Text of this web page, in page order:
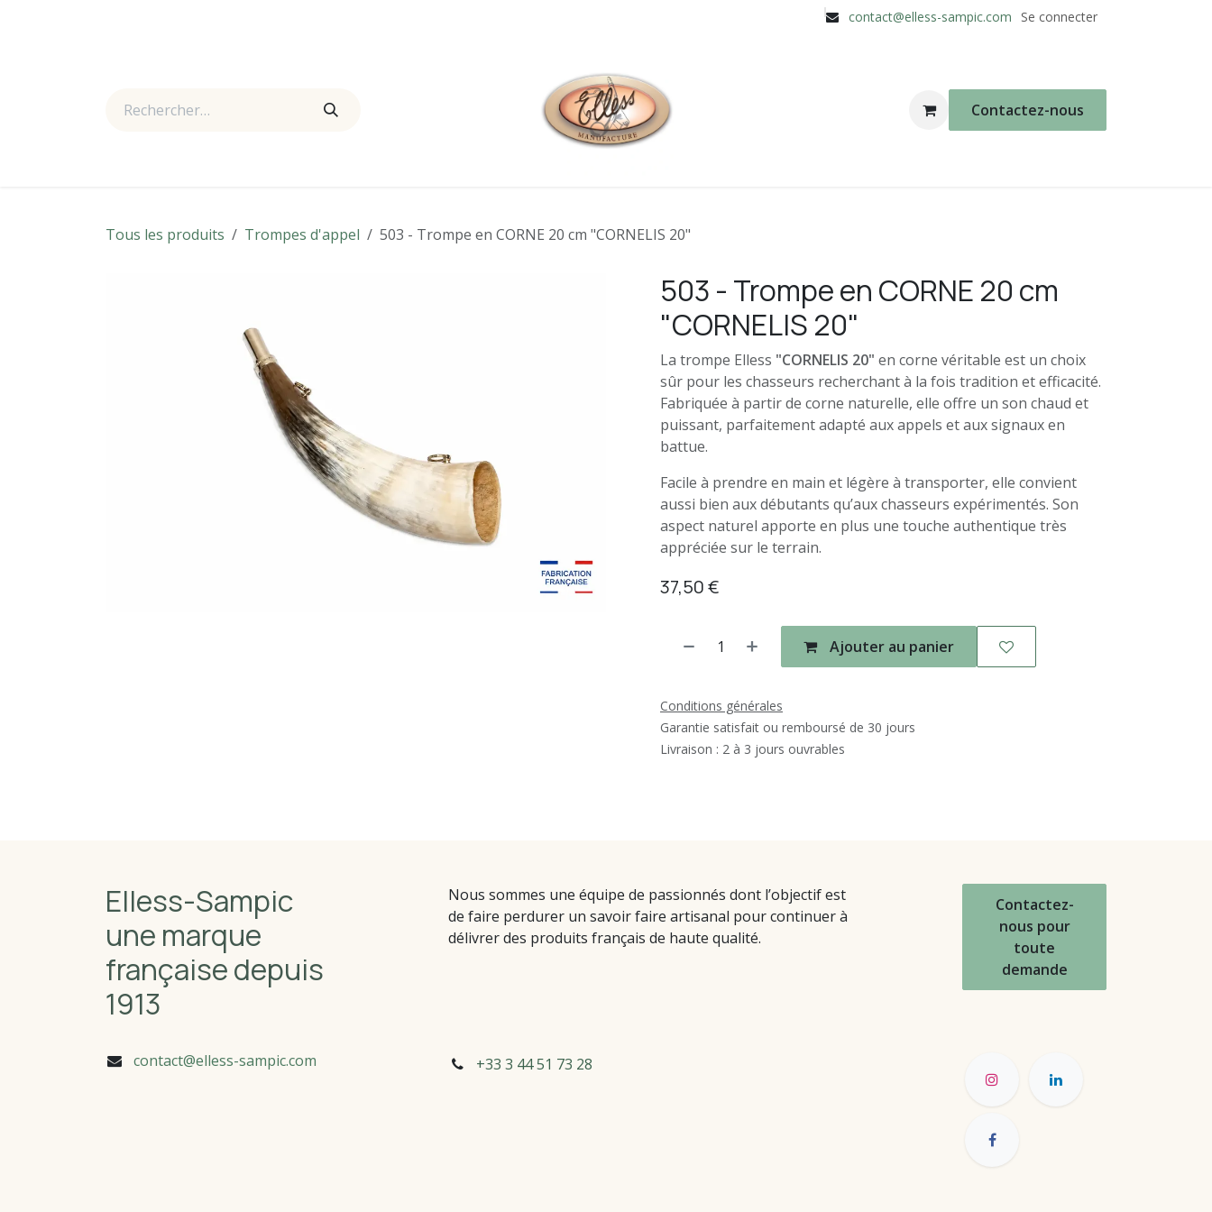
contact@elless-sampic.com Se connecter
Contactez-nous
Tous les produits Trompes d'appel 503 - Trompe en CORNE 20 cm "CORNELIS 20"
503 - Trompe en CORNE 20 cm
"CORNELIS 20"
La trompe Elless "CORNELIS 20" en corne véritable est un choix
sûr pour les chasseurs recherchant à la fois tradition et efficacité.
Fabriquée à partir de corne naturelle, elle offre un son chaud et
puissant, parfaitement adapté aux appels et aux signaux en
battue.
Facile à prendre en main et légère à transporter, elle convient
aussi bien aux débutants qu’aux chasseurs expérimentés. Son
aspect naturel apporte en plus une touche authentique très
appréciée sur le terrain.
37,50€
Ajouter au panier
Conditions générales
Garantie satisfait ou remboursé de 30 jours
Livraison : 2 à 3 jours ouvrables
Elless-Sampic
une marque
française depuis
1913
Nous sommes une équipe de passionnés dont l’objectif est
de faire perdurer un savoir faire artisanal pour continuer à
délivrer des produits français de haute qualité.
Contactez-
nous pour
toute
demande
contact@elless-sampic.com +33 3 44 51 73 28